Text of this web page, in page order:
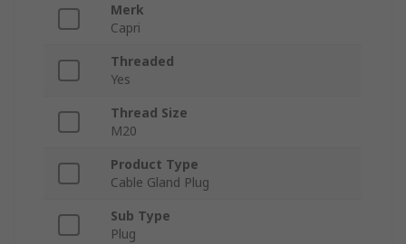
Merk
Capri
Threaded
Yes
Thread Size
M20
Product Type
Cable Gland Plug
Sub Type
Plug